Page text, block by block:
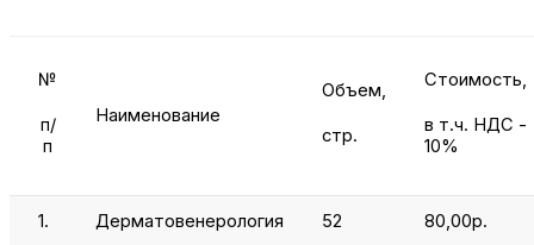
№
п/
п
Наименование
Объем,
стр.
Стоимость,
в т.ч. НДС -
10%
1. Дерматовенерология 52 80,00р.